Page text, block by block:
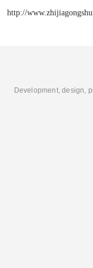
http://
Development, design,